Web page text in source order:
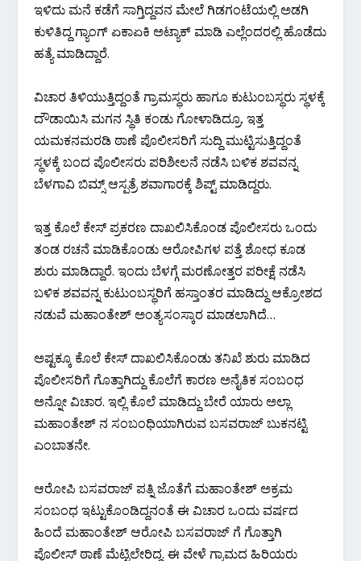
ಇಳಿದು ಮನೆ ಕಡೆಗೆ ಸಾಗ್ತಿದ್ದವನ ಮೇಲೆ ಗಿಡಗಂಟೆಯಲ್ಲಿ ಅಡಗಿ
ಕುಳಿತಿದ್ದ ಗ್ಯಾಂಗ್ ಏಕಾಏಕಿ ಅಟ್ಯಾಕ್ ಮಾಡಿ ಎಲ್ಲೆಂದರಲ್ಲಿ ಹೊಡೆದು
ಹತ್ಯೆ ಮಾಡಿದ್ದಾರೆ.
ವಿಚಾರ ತಿಳಿಯುತ್ತಿದ್ದಂತೆ ಗ್ರಾಮಸ್ಥರು ಹಾಗೂ ಕುಟುಂಬಸ್ಥರು ಸ್ಥಳಕ್ಕೆ
ದೌಡಾಯಿಸಿ ಮಗನ ಸ್ಥಿತಿ ಕಂಡು ಗೋಳಾಡಿದ್ರೂ. ಇತ್ತ
ಯಮಕನಮರಡಿ ಠಾಣೆ ಪೊಲೀಸರಿಗೆ ಸುದ್ದಿ ಮುಟ್ಟಿಸುತ್ತಿದ್ದಂತೆ
ಸ್ಥಳಕ್ಕೆ ಬಂದ ಪೊಲೀಸರು ಪರಿಶೀಲನೆ ನಡೆಸಿ ಬಳಿಕ ಶವವನ್ನ
ಬೆಳಗಾವಿ ಬಿಮ್ಸ್ ಆಸ್ಪತ್ರೆ ಶವಾಗಾರಕ್ಕೆ ಶಿಪ್ಟ್ ಮಾಡಿದ್ದರು.
ಇತ್ತ ಕೊಲೆ ಕೇಸ್ ಪ್ರಕರಣ ದಾಖಲಿಸಿಕೊಂಡ ಪೊಲೀಸರು ಒಂದು
ತಂಡ ರಚನೆ ಮಾಡಿಕೊಂಡು ಆರೋಪಿಗಳ ಪತ್ತೆ ಶೋಧ ಕೂಡ
ಶುರು ಮಾಡಿದ್ದಾರೆ. ಇಂದು ಬೆಳಗ್ಗೆ ಮರಣೋತ್ತರ ಪರೀಕ್ಷೆ ನಡೆಸಿ
ಬಳಿಕ ಶವವನ್ನ ಕುಟುಂಬಸ್ಥರಿಗೆ ಹಸ್ತಾಂತರ ಮಾಡಿದ್ದು ಆಕ್ರೋಶದ
ನಡುವೆ ಮಹಾಂತೇಶ್ ಅಂತ್ಯಸಂಸ್ಕಾರ ಮಾಡಲಾಗಿದೆ…
ಅಷ್ಟಕ್ಕೂ ಕೊಲೆ ಕೇಸ್ ದಾಖಲಿಸಿಕೊಂಡು ತನಿಖೆ ಶುರು ಮಾಡಿದ
ಪೊಲೀಸರಿಗೆ ಗೊತ್ತಾಗಿದ್ದು ಕೊಲೆಗೆ ಕಾರಣ ಅನೈತಿಕ ಸಂಬಂಧ
ಅನ್ನೋ ವಿಚಾರ. ಇಲ್ಲಿ ಕೊಲೆ ಮಾಡಿದ್ದು ಬೇರೆ ಯಾರು ಅಲ್ಲಾ
ಮಹಾಂತೇಶ್ ನ ಸಂಬಂಧಿಯಾಗಿರುವ ಬಸವರಾಜ್ ಬುಕನಟ್ಟಿ
ಎಂಬಾತನೇ.
ಆರೋಪಿ ಬಸವರಾಜ್ ಪತ್ನಿ ಜೊತೆಗೆ ಮಹಾಂತೇಶ್ ಅಕ್ರಮ
ಸಂಬಂಧ ಇಟ್ಟುಕೊಂಡಿದ್ದನಂತೆ ಈ ವಿಚಾರ ಒಂದು ವರ್ಷದ
ಹಿಂದೆ ಮಹಾಂತೇಶ್ ಆರೋಪಿ ಬಸವರಾಜ್ ಗೆ ಗೊತ್ತಾಗಿ
ಪೊಲೀಸ್ ಠಾಣೆ ಮೆಟ್ಟಿಲೇರಿದ್ದ. ಈ ವೇಳೆ ಗ್ರಾಮದ ಹಿರಿಯರು